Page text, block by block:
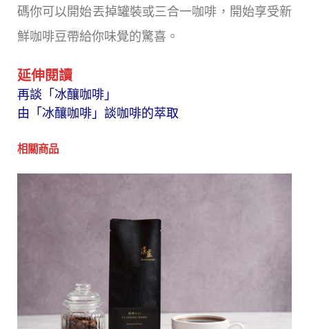
碼你可以開始丟掉罐裝或三合一咖啡，開始享受新
鮮咖啡豆帶給你味覺的驚喜。
延伸閱讀
再談「冰釀咖啡」
由「冰釀咖啡」談咖啡的萃取
相關商品